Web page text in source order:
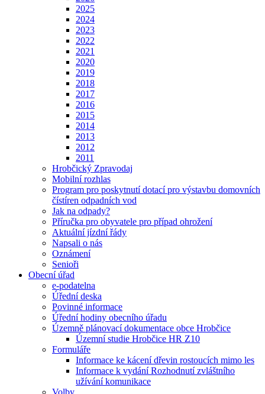
2025
2024
2023
2022
2021
2020
2019
2018
2017
2016
2015
2014
2013
2012
2011
Hrobčický Zpravodaj
Mobilní rozhlas
Program pro poskytnutí dotací pro výstavbu domovních
čístíren odpadních vod
Jak na odpady?
Příručka pro obyvatele pro případ ohrožení
Aktuální jízdní řády
Napsali o nás
Oznámení
Senioři
Obecní úřad
e-podatelna
Úřední deska
Povinné informace
Úřední hodiny obecního úřadu
Územně plánovací dokumentace obce Hrobčice
Územní studie Hrobčice HR Z10
Formuláře
Informace ke kácení dřevin rostoucích mimo les
Informace k vydání Rozhodnutí zvláštního
užívání komunikace
Volby